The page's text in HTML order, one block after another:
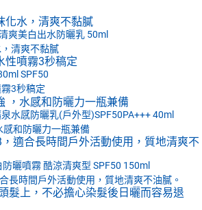
爽美白出水防曬乳 50ml
清爽不黏膩
SPF50
3秒稿定
水感防曬乳(戶外型)SPF50PA+++ 40ml
感和防曬力一瓶兼備
曬噴霧 酷涼清爽型 SPF50 150ml
長時間戶外活動使用，質地清爽不油膩。